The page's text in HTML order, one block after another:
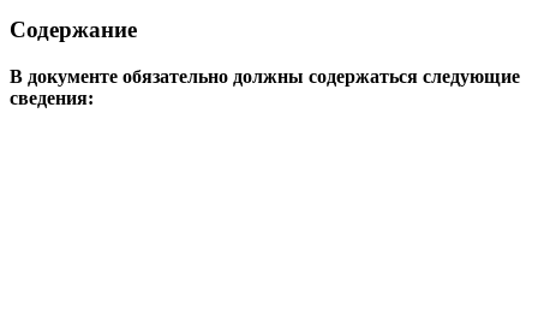
Содержание
В документе обязательно должны содержаться следующие
сведения: